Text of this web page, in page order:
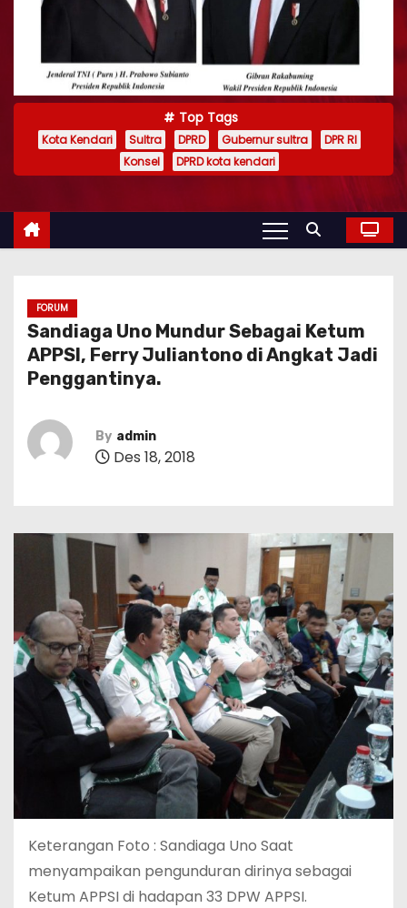
Top Tags
Kota Kendari Sultra DPRD Gubernur sultra
DPR RI
Konsel
DPRD kota kendari
FORUM
Sandiaga Uno Mundur Sebagai Ketum
APPSI, Ferry Juliantono di Angkat Jadi
Penggantinya.
By admin
Des 18, 2018
Keterangan Foto : Sandiaga Uno Saat
menyampaikan pengunduran dirinya sebagai
Ketum APPSI di hadapan 33 DPW APPSI.